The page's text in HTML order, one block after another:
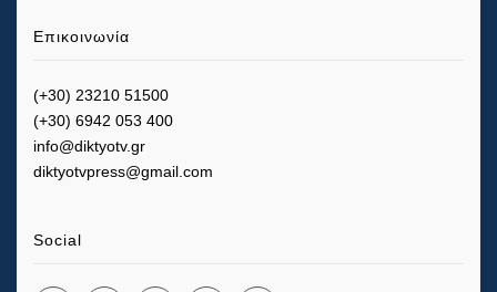
Επικοινωνία
(+30) 23210 51500
(+30) 6942 053 400
info@diktyotv.gr
diktyotvpress@gmail.com
Social